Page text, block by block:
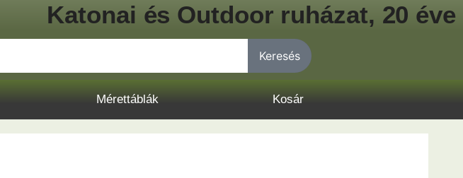
Katonai és Outdoor ruházat, 20 éve
Keresés
Mérettáblák Kosár